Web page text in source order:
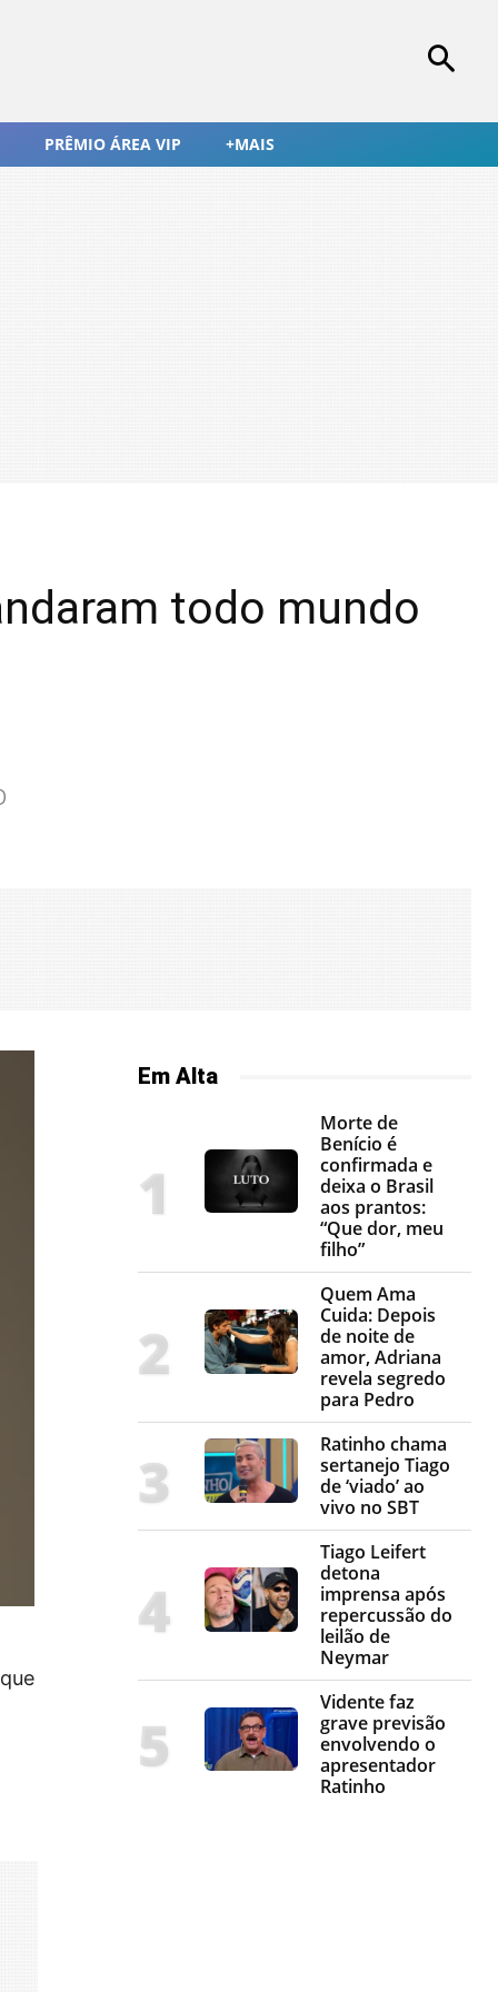
PRÊMIO ÁREA VIP +MAIS
todo mundo
Em Alta
Morte de
Benício é
confirmada e
deixa o Brasil
aos prantos:
“Que dor, meu
filho”
Quem Ama
Cuida: Depois
de noite de
amor, Adriana
revela segredo
para Pedro
Ratinho chama
sertanejo Tiago
de ‘viado’ ao
vivo no SBT
Tiago Leifert
detona
imprensa após
repercussão do
leilão de
Neymar
Vidente faz
grave previsão
envolvendo o
apresentador
Ratinho